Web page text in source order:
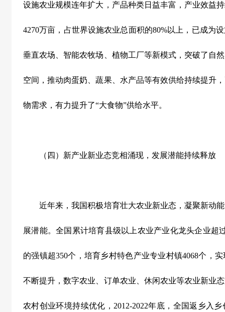
设施农业规模连年扩大，产品种类日益丰富，产业效益
4270万亩，占世界设施农业总面积的80%以上，已成为
垂直农场、智能农牧场、植物工厂等新模式，突破了自
空间，推动肉蛋奶、蔬果、水产品等有效供给持续提升
物需求，有力提升了“大食物”供给水平。
（四）新产业新业态竞相涌现，发展潜能持续释放
近年来，我国积极培育壮大农业新业态，凝聚新动能
展潜能。全国累计培育县级以上农业产业化龙头企业超
的强镇超350个，培育乡村特色产业专业村镇4068个，实
不断提升，数字农业、订单农业、休闲农业等农业新业
农村创业环境持续优化， 2012-2022年底，全国返乡入